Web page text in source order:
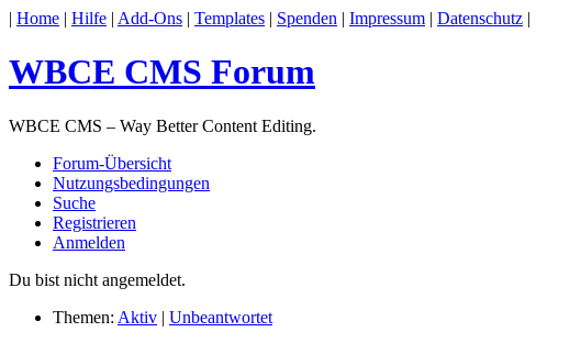
| Home | Hilfe | Add-Ons | Templates | Spenden | Impressum | Datenschutz |
WBCE CMS Forum
WBCE CMS – Way Better Content Editing.
Forum-Übersicht
Nutzungsbedingungen
Suche
Registrieren
Anmelden
Du bist nicht angemeldet.
Themen: Aktiv | Unbeantwortet